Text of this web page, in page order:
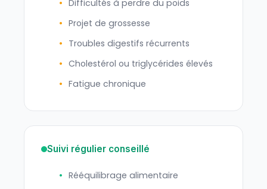
Difficultés à perdre du poids
Projet de grossesse
Troubles digestifs récurrents
Cholestérol ou triglycérides élevés
Fatigue chronique
Suivi régulier conseillé
Rééquilibrage alimentaire